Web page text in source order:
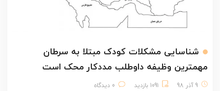
شناسایی مشکلات کودک مبتلا به سرطان
مهمترین وظیفه داوطلب مددکار محک است
9 آذر 98 1091 بازدید 0 دیدگاه